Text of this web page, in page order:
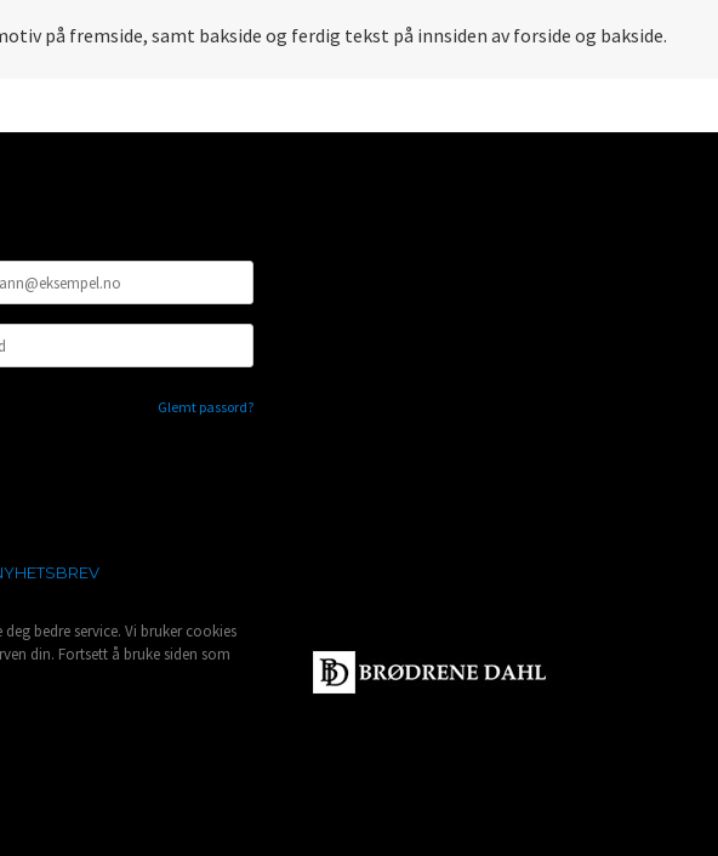
på fremside, samt bakside og ferdig tekst på innsiden av forside og bakside.
Glemt passord?
bedre service. Vi bruker cookies
din. Fortsett å bruke siden som